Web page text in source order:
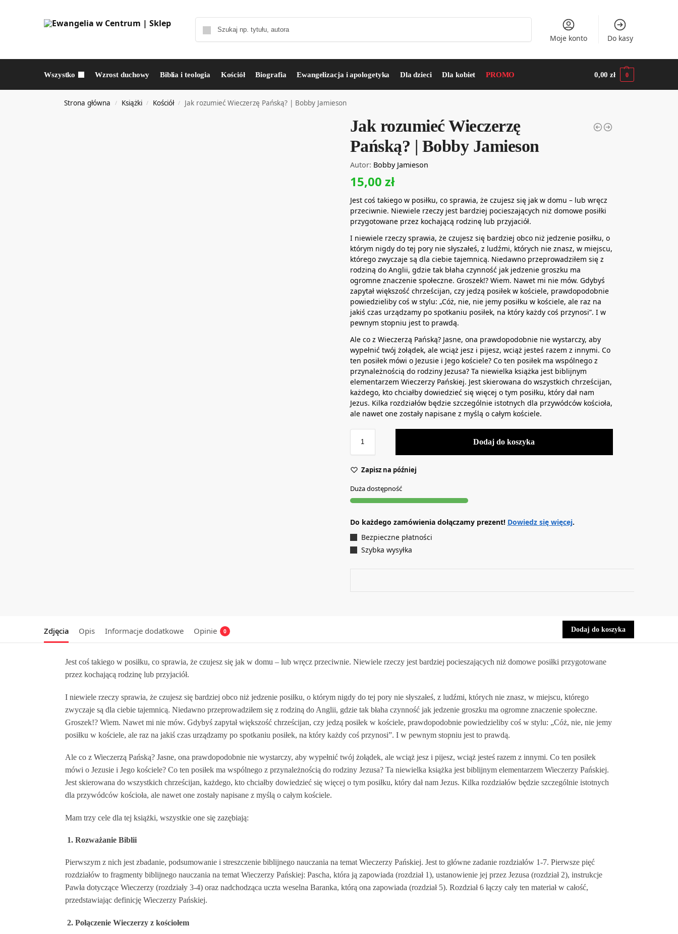
Moje konto Do kasy
Wszystko Wzrost duchowy Biblia i teologia Kościół Biografia Ewangelizacja i apologetyka Dla dzieci Dla kobiet PROMO 0,00zł 0
Strona główna / Książki / Kościół / Jak rozumieć Wieczerzę Pańską? | Bobby Jamieson
Jak rozumieć Wieczerzę
Pańską? | Bobby Jamieson
Autor: Bobby Jamieson
15,00 zł
Jest coś takiego w posiłku, co sprawia, że czujesz się jak w domu – lub wręcz
przeciwnie. Niewiele rzeczy jest bardziej pocieszających niż domowe posiłki
przygotowane przez kochającą rodzinę lub przyjaciół.
I niewiele rzeczy sprawia, że czujesz się bardziej obco niż jedzenie posiłku, o
którym nigdy do tej pory nie słyszałeś, z ludźmi, których nie znasz, w miejscu,
którego zwyczaje są dla ciebie tajemnicą. Niedawno przeprowadziłem się z
rodziną do Anglii, gdzie tak błaha czynność jak jedzenie groszku ma
ogromne znaczenie społeczne. Groszek!? Wiem. Nawet mi nie mów. Gdybyś
zapytał większość chrześcijan, czy jedzą posiłek w kościele, prawdopodobnie
powiedzieliby coś w stylu: „Cóż, nie, nie jemy posiłku w kościele, ale raz na
jakiś czas urządzamy po spotkaniu posiłek, na który każdy coś przynosi”. I w
pewnym stopniu jest to prawdą.
Ale co z Wieczerzą Pańską? Jasne, ona prawdopodobnie nie wystarczy, aby
wypełnić twój żołądek, ale wciąż jesz i pijesz, wciąż jesteś razem z innymi. Co
ten posiłek mówi o Jezusie i Jego kościele? Co ten posiłek ma wspólnego z
przynależnością do rodziny Jezusa? Ta niewielka książka jest biblijnym
elementarzem Wieczerzy Pańskiej. Jest skierowana do wszystkich chrześcijan,
każdego, kto chciałby dowiedzieć się więcej o tym posiłku, który dał nam
Jezus. Kilka rozdziałów będzie szczególnie istotnych dla przywódców kościoła,
ale nawet one zostały napisane z myślą o całym kościele.
Dodaj do koszyka
Zapisz na później
Duża dostępność
Do każdego zamówienia dołączamy prezent! Dowiedz się więcej.
Bezpieczne płatności
Szybka wysyłka
Zdjęcia Opis Informacje dodatkowe Opinie 0 Dodaj do koszyka
Jest coś takiego w posiłku, co sprawia, że czujesz się jak w domu – lub wręcz przeciwnie. Niewiele rzeczy jest bardziej pocieszających niż domowe posiłki przygotowane
przez kochającą rodzinę lub przyjaciół.
I niewiele rzeczy sprawia, że czujesz się bardziej obco niż jedzenie posiłku, o którym nigdy do tej pory nie słyszałeś, z ludźmi, których nie znasz, w miejscu, którego
zwyczaje są dla ciebie tajemnicą. Niedawno przeprowadziłem się z rodziną do Anglii, gdzie tak błaha czynność jak jedzenie groszku ma ogromne znaczenie społeczne.
Groszek!? Wiem. Nawet mi nie mów. Gdybyś zapytał większość chrześcijan, czy jedzą posiłek w kościele, prawdopodobnie powiedzieliby coś w stylu: „Cóż, nie, nie jemy
posiłku w kościele, ale raz na jakiś czas urządzamy po spotkaniu posiłek, na który każdy coś przynosi”. I w pewnym stopniu jest to prawdą.
Ale co z Wieczerzą Pańską? Jasne, ona prawdopodobnie nie wystarczy, aby wypełnić twój żołądek, ale wciąż jesz i pijesz, wciąż jesteś razem z innymi. Co ten posiłek
mówi o Jezusie i Jego kościele? Co ten posiłek ma wspólnego z przynależnością do rodziny Jezusa? Ta niewielka książka jest biblijnym elementarzem Wieczerzy Pańskiej.
Jest skierowana do wszystkich chrześcijan, każdego, kto chciałby dowiedzieć się więcej o tym posiłku, który dał nam Jezus. Kilka rozdziałów będzie szczególnie istotnych
dla przywódców kościoła, ale nawet one zostały napisane z myślą o całym kościele.
Mam trzy cele dla tej książki, wszystkie one się zazębiają:
1. Rozważanie Biblii
Pierwszym z nich jest zbadanie, podsumowanie i streszczenie biblijnego nauczania na temat Wieczerzy Pańskiej. Jest to główne zadanie rozdziałów 1-7. Pierwsze pięć
rozdziałów to fragmenty biblijnego nauczania na temat Wieczerzy Pańskiej: Pascha, która ją zapowiada (rozdział 1), ustanowienie jej przez Jezusa (rozdział 2), instrukcje
Pawła dotyczące Wieczerzy (rozdziały 3-4) oraz nadchodząca uczta weselna Baranka, którą ona zapowiada (rozdział 5). Rozdział 6 łączy cały ten materiał w całość,
przedstawiając definicję Wieczerzy Pańskiej.
2. Połączenie Wieczerzy z kościołem